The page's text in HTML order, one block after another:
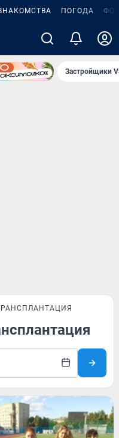
ПОГОДА
Застройщики